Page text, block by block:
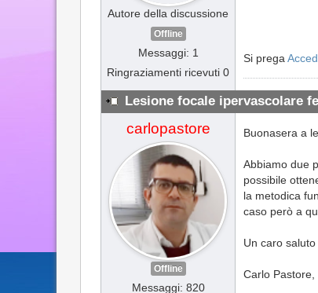
Autore della discussione
Offline
Messaggi: 1
Ringraziamenti ricevuti 0
Si prega
Lesione focale ipervascolare
carlopastore
Offline
Messaggi: 820
Buonasera a
Abbiamo due
possibile
la metodica
caso però a
Un caro
Carlo